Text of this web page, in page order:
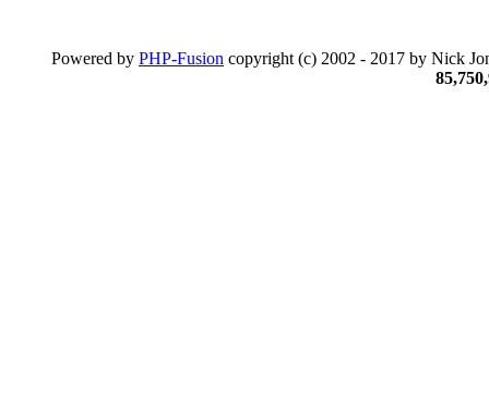
Powered by PHP-Fusion copyright (c) 2002 - 2017 by Nick